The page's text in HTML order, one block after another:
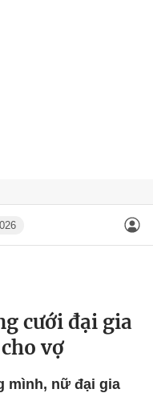
cưới đại gia
vợ
mình, nữ đại gia